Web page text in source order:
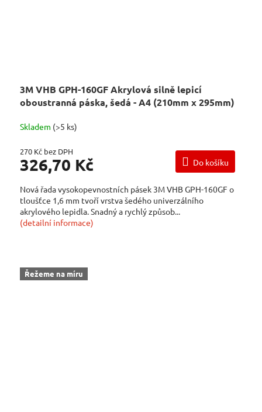
3M VHB GPH-160GF Akrylová silně lepicí
oboustranná páska, šedá - A4 (210mm x 295mm)
Skladem (>5 ks)
270 Kč bez DPH
326,70 Kč Do košíku
Nová řada vysokopevnostních pásek 3M VHB GPH-160GF o
tloušťce 1,6 mm tvoří vrstva šedého univerzálního
akrylového lepidla. Snadný a rychlý způsob...
(detailní informace)
Řežeme na míru